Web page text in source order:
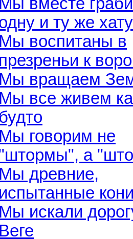
Мы вместе
и ту же хату
Мы воспитаны в
презреньи к
Мы вращаем
Мы все живем
будто
Мы говорим не
а
Мы древние,
испытанные
Мы искали
Веге